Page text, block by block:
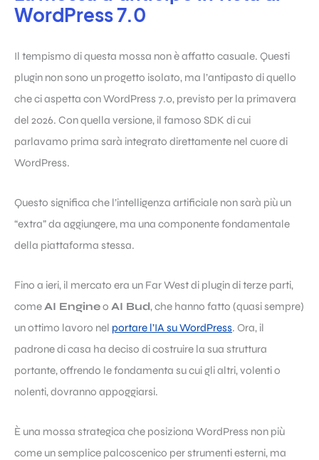
WordPress 7.0
Il tempismo di questa mossa non è affatto casuale. Questi
plugin non sono un progetto isolato, ma l’antipasto di quello
che ci aspetta con WordPress 7.0, previsto per la primavera
del 2026. Con quella versione, il famoso SDK di cui
parlavamo prima sarà integrato direttamente nel cuore di
WordPress.
Questo significa che l’intelligenza artificiale non sarà più un
“extra” da aggiungere, ma una componente fondamentale
della piattaforma stessa.
Fino a ieri, il mercato era un Far West di plugin di terze parti,
comeAI Engineo AI Bud, che hanno fatto (quasi sempre)
un ottimo lavoro nel portare l’IA su WordPress. Ora, il
padrone di casa ha deciso di costruire la sua struttura
portante, offrendo le fondamenta su cui gli altri, volenti o
nolenti, dovranno appoggiarsi.
È una mossa strategica che posiziona WordPress non più
come un semplice palcoscenico per strumenti esterni, ma